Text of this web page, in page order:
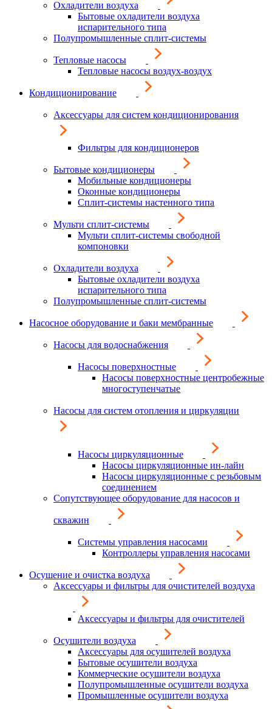
Охладители воздуха
Бытовые охладители воздуха
испарительного типа
Полупромышленные сплит-системы
Тепловые насосы
Тепловые насосы воздух-воздух
Кондиционирование
Аксессуары для систем кондиционирования
Фильтры для кондиционеров
Бытовые кондиционеры
Мобильные кондиционеры
Оконные кондиционеры
Сплит-системы настенного типа
Мульти сплит-системы
Мульти сплит-системы свободной
компоновки
Охладители воздуха
Бытовые охладители воздуха
испарительного типа
Полупромышленные сплит-системы
Насосное оборудование и баки мембранные
Насосы для водоснабжения
Насосы поверхностные
Насосы поверхностные центробежные
многоступенчатые
Насосы для систем отопления и циркуляции
Насосы циркуляционные
Насосы циркуляционные ин-лайн
Насосы циркуляционные с резьбовым
соединением
Сопутствующее оборудование для насосов и
скважин
Системы управления насосами
Контроллеры управления насосами
Осушение и очистка воздуха
Аксессуары и фильтры для очистителей воздуха
Аксессуары и фильтры для очистителей
Осушители воздуха
Аксессуары для осушителей воздуха
Бытовые осушители воздуха
Коммерческие осушители воздуха
Полупромышленные осушители воздуха
Промышленные осушители воздуха